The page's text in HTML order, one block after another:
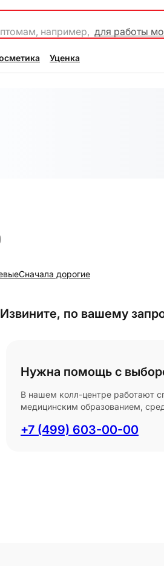
например, для работы
Уценка
Cначала дорогие
Извините, по вашему
Нужна помощь с
В нашем колл-центре работают
медицинским образованием,
+7 (499) 603-00-00